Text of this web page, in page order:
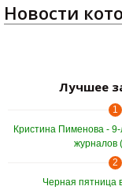
Новости
Лучшее
1
Кристина Пименова -
журналов
2
Черная